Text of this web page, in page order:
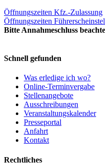
Öffnungszeiten Kfz.-Zulassung
Öffnungszeiten
Bitte Annahmeschluss
Schnell gefunden
Was erledige ich wo?
Online-Terminvergabe
Stellenangebote
Ausschreibungen
Veranstaltungskalender
Presseportal
Anfahrt
Kontakt
Rechtliches